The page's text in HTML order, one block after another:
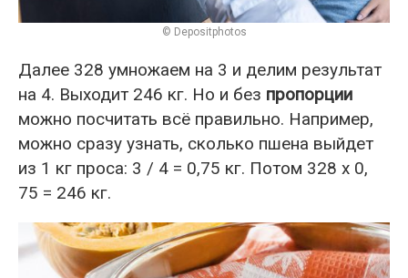
© Depositphotos
Далее 328 умножаем на 3 и делим результат
на 4. Выходит 246 кг. Но и без пропорции
можно посчитать всё правильно. Например,
можно сразу узнать, сколько пшена выйдет
из 1 кг проса: 3 / 4 = 0,75 кг. Потом 328 х 0,
75 = 246 кг.